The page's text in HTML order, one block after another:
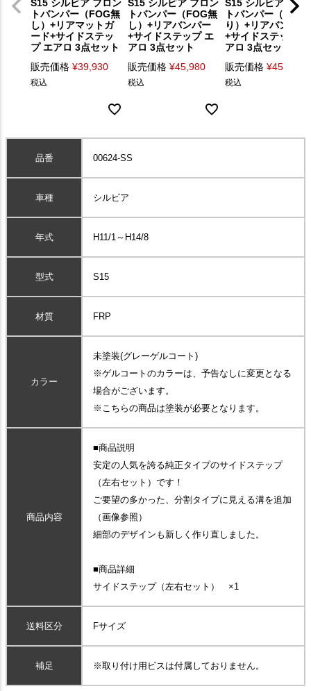
S15 シルビア フロン
トバンパー（FOG無
し）+リアマットガ
ード+サイドステッ
プ エアロ 3点セット
販売価格 ¥39,930
税込
S15 シルビア フロン
トバンパー（FOG無
し）+リアバンパー
+サイドステップ エ
アロ 3点セット
販売価格 ¥45,980
税込
S15 シルビア フロ
トバンパー（FOG
り）+リアバンパー
+サイドステップ エ
アロ 3点セット
販売価格 ¥45,980
税込
品番 00624-SS
車種 シルビア
年式 H11/1～H14/8
型式 S15
材質 FRP
カラー
未塗装(グレーゲルコート)
※ゲルコートのカラーは、予告なしに変更となる
場合がございます。
※こちらの商品は塗装が必要となります。
商品内容
■商品説明
安定の人気を誇る純正タイプのサイドステップ
（左右セット）です！
ご要望の多かった、分割タイプに見える溝を追加
（画像参照）
細部のデザインも新しく作り直しました。
■商品詳細
サイドステップ（左右セット） ×1
送料区分 Fサイズ
補足 ※取り付け用ビスは付属しておりません。